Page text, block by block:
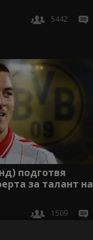
5442
подготвя
за талант на
1509